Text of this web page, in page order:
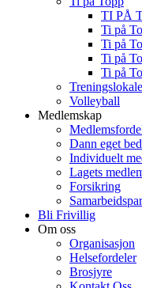
TI PÅ
Ti på
Ti på
Ti på
Ti på
Volleyball
Medlemskap
Dann eget
Individuelt
Lagets
Forsikring
Bli Frivillig
Om oss
Organisasjon
Helsefordeler
Brosjyre